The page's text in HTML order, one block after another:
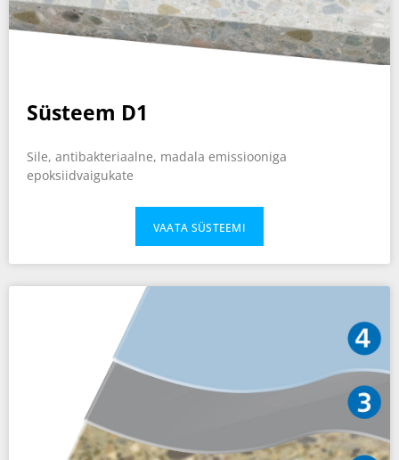
Süsteem D1
Sile, antibakteriaalne, madala emissiooniga
epoksiidvaigukate
VAATA SÜSTEEMI